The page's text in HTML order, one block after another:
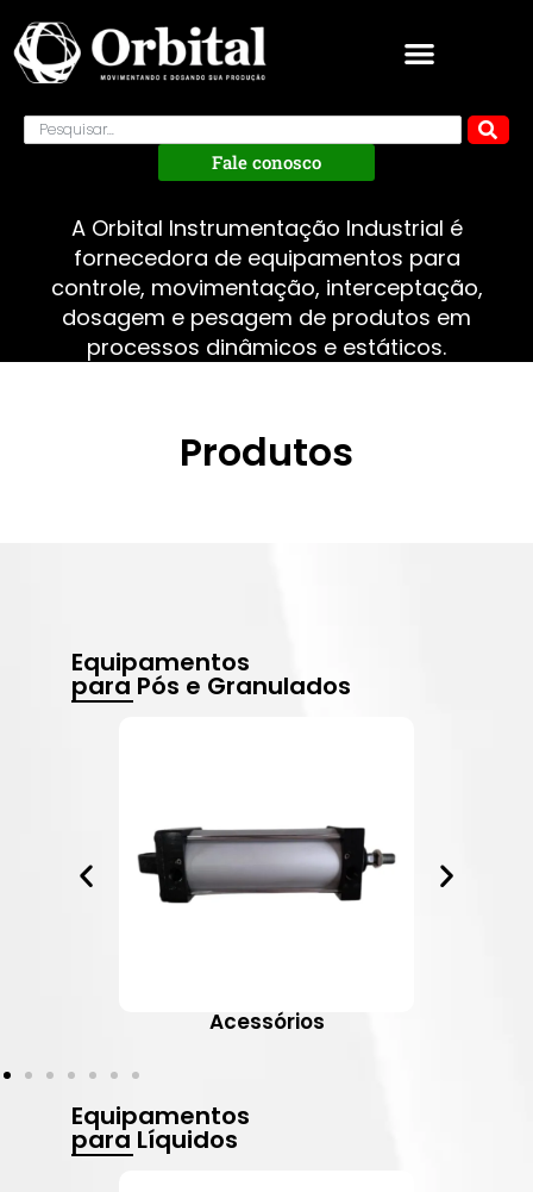
Fale conosco
A Orbital Instrumentação Industrial é
fornecedora de equipamentos para
controle, movimentação, interceptação,
dosagem e pesagem de produtos em
processos dinâmicos e estáticos.
Produtos
Equipamentos
para Pós e Granulados
Acessórios
Equipamentos
para Líquidos